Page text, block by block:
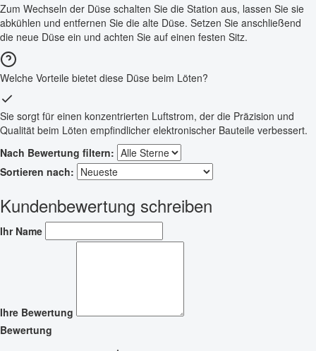
Zum Wechseln der Düse schalten Sie die Station aus, lassen Sie sie
abkühlen und entfernen Sie die alte Düse. Setzen Sie anschließend
die neue Düse ein und achten Sie auf einen festen Sitz.
Welche Vorteile bietet diese Düse beim Löten?
Sie sorgt für einen konzentrierten Luftstrom, der die Präzision und
Qualität beim Löten empfindlicher elektronischer Bauteile verbessert.
Nach Bewertung filtern:
Sortieren nach:
Kundenbewertung schreiben
Ihr Name
Ihre Bewertung
Bewertung